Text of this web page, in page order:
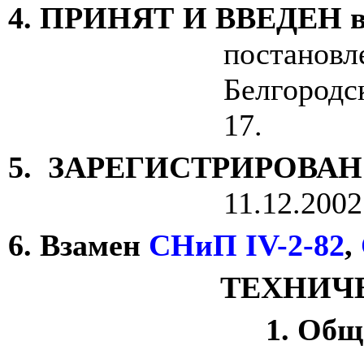
4. ПРИНЯТ И ВВЕДЕН
17.
5. ЗАРЕГИСТРИРОВАН
6. Взамен СНиП IV-2-82,
1.